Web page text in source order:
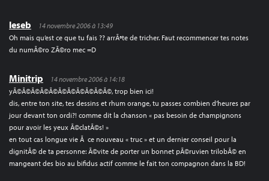
leseb
14 novembre 2006 à 13:49
Oh mais qu’est ce que tu fais ?? arrÃªte de tricher. Faut recommencer tes notes
du numÃ©ro ZÃ©ro mec =D
Minitrip
14 novembre 2006 à 14:18
yÃ©Ã©Ã©Ã©Ã©Ã©Ã©Ã©Ã©Ã©Ã©, trop bien ici!
dis, entre ton site, tes dessins et rhum orange, tu passes combien d’heures par
jour devant ton ordi?! comme dit la chanson « pas besoin de champignons
pour avoir les yeux Ã©clatÃ©s! »
en tout cas longue vie Ã ce nouveau « truc » et un dernier conseil pour la
dignitÃ© de ta personne: Ã©vite de porter un bonnet pÃ©ruvien trilobÃ© en
mangeant des bio au bifidus actif comme le fait ton compagnon dans la BD!